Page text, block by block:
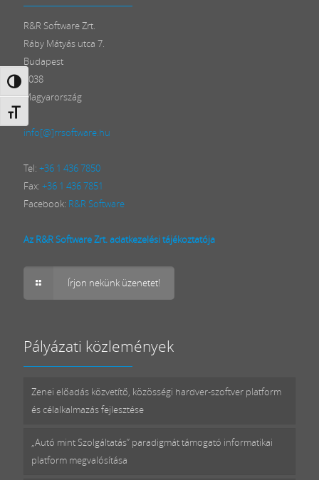
Nagy kontraszt váltása
Betűméret váltása
R&R Software Zrt.
Ráby Mátyás utca 7.
Budapest
1038
Magyarország
info[@]rrsoftware.hu
Tel: +36 1 436 7850
Fax: +36 1 436 7851
Facebook: R&R Software
Az R&R Software Zrt. adatkezelési tájékoztatója
Írjon nekünk üzenetet!
Pályázati közlemények
Zenei előadás közvetítő, közösségi hardver-szoftver platform
és célalkalmazás fejlesztése
„Autó mint Szolgáltatás” paradigmát támogató informatikai
platform megvalósítása